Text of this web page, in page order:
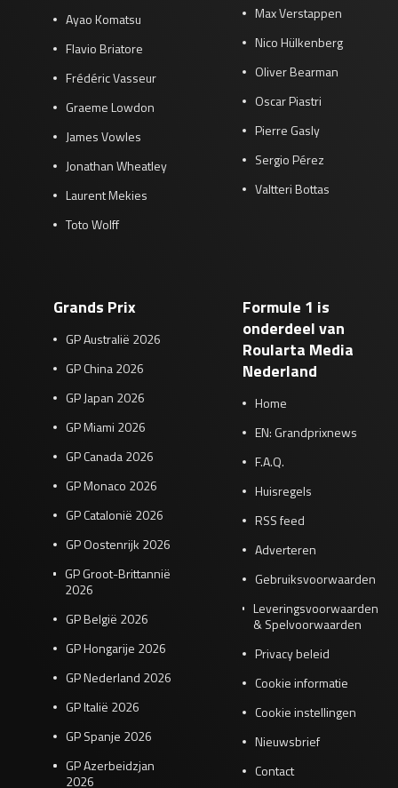
Ayao Komatsu
Flavio Briatore
Frédéric Vasseur
Graeme Lowdon
James Vowles
Jonathan Wheatley
Laurent Mekies
Toto Wolff
Max Verstappen
Nico Hülkenberg
Oliver Bearman
Oscar Piastri
Pierre Gasly
Sergio Pérez
Valtteri Bottas
Grands Prix
GP Australië 2026
GP China 2026
GP Japan 2026
GP Miami 2026
GP Canada 2026
GP Monaco 2026
GP Catalonië 2026
GP Oostenrijk 2026
GP Groot-Brittannië
2026
GP België 2026
GP Hongarije 2026
GP Nederland 2026
GP Italië 2026
GP Spanje 2026
GP Azerbeidzjan
2026
Formule 1 is
onderdeel van
Roularta Media
Nederland
Home
EN: Grandprixnews
F.A.Q.
Huisregels
RSS feed
Adverteren
Gebruiksvoorwaarden
Leveringsvoorwaarden
& Spelvoorwaarden
Privacy beleid
Cookie informatie
Cookie instellingen
Nieuwsbrief
Contact